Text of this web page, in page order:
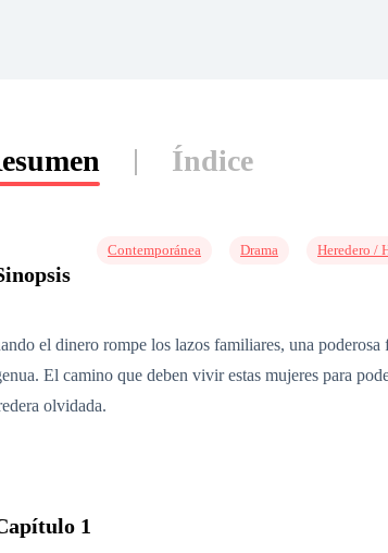
Índice
Contemporánea Drama Heredero /
el dinero rompe los lazos familiares, una
El camino que deben vivir estas mujeres para
olvidada.
1